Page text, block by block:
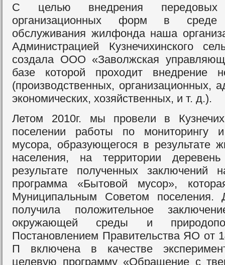
С целью внедрения передовых
организационных форм в
обслуживания жилфонда наша
Администрацией Кузнечихинского
создала ООО «Заволжская
базе которой проходит внедрение
(производственных, организационных,
экономических, хозяйственных, и т. д.).
Летом 2010г. мы провели в
поселении работы по мониторингу и
мусора, образующегося в результате
населения, на территории
результате полученных заключений
программа «Бытовой мусор»,
Муниципальным Советом поселения.
получила положительное
окружающей среды и
Постановлением Правительства ЯО от
П включена в качестве
целевую программу «Обращение с